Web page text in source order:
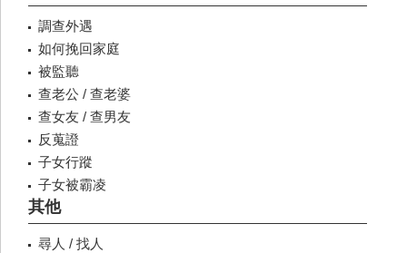
調查外遇
如何挽回家庭
被監聽
查老公 / 查老婆
查女友 / 查男友
反蒐證
子女行蹤
子女被霸凌
其他
尋人 / 找人